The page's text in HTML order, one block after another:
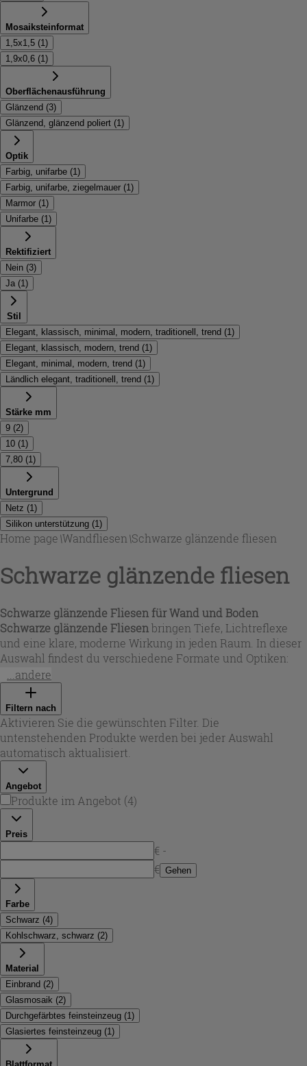
Mosaiksteinformat
1,5x1,5 (1)
1,9x0,6 (1)
Oberflächenausführung
Glänzend (3)
Glänzend, glänzend poliert (1)
Optik
Farbig, unifarbe (1)
Farbig, unifarbe, ziegelmauer (1)
Marmor (1)
Unifarbe (1)
Rektifiziert
Nein (3)
Ja (1)
Stil
Elegant, klassisch, minimal, modern, traditionell, trend (1)
Elegant, klassisch, modern, trend (1)
Elegant, minimal, modern, trend (1)
Ländlich elegant, traditionell, trend (1)
Stärke mm
9 (2)
10 (1)
7,80 (1)
Untergrund
Netz (1)
Silikon unterstützung (1)
Home page\Wandfliesen \Schwarze glänzende fliesen
Schwarze glänzende fliesen
Schwarze glänzende Fliesen für Wand und Boden
Schwarze glänzende Fliesenbringen Tiefe, Lichtreflexe
und eine klare, moderne Wirkung in jeden Raum. In dieser
Auswahl findest du verschiedene Formate und Optiken:
von kleinformatigen, ziegelähnlichen Riemchen mit
bewusst lebendiger Oberfläche bis zu präzise rektifizierten
Großformaten, die Fugen optisch reduzieren. Besonders
edel wirken polierte Feinsteinzeugflächen in Marmoroptik
mit gold- und orangefarbenen Aderungen – ideal für
repräsentative Wohnbereiche, Eingänge oder stilvolle
Badezimmer.
...andere
Filtern nach
Aktivieren Sie die gewünschten Filter. Die
untenstehenden Produkte werden bei jeder Auswahl
automatisch aktualisiert.
Angebot
Produkte im Angebot (4)
Preis
€ -
€ Gehen
Farbe
Schwarz (4)
Kohlschwarz, schwarz (2)
Material
Einbrand (2)
Glasmosaik (2)
Durchgefärbtes feinsteinzeug (1 )
Glasiertes feinsteinzeug (1 )